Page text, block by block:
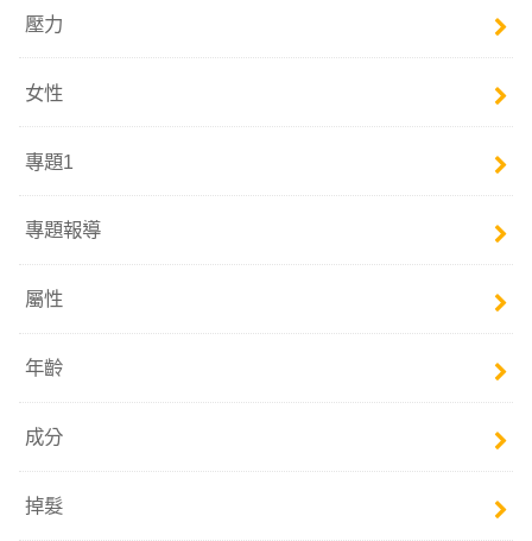
壓力
女性
專題1
專題報導
屬性
年齡
成分
掉髮